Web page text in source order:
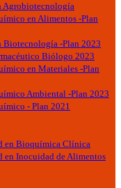
Agrobiotecnología
en Alimentos -Plan
Biotecnología -Plan 2023
Biólogo 2023
en Materiales -Plan
Ambiental -Plan 2023
- Plan 2021
en Bioquímica Clínica
en Inocuidad de Alimentos